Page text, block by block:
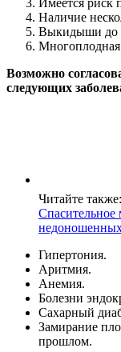
Наличие
Выкидыши до
Многоплодная
Возможно
следующих
Читайте также:
Спасительное
Гипертония.
Аритмия.
Анемия.
Болезни
Сахарный
Замирание
прошлом.